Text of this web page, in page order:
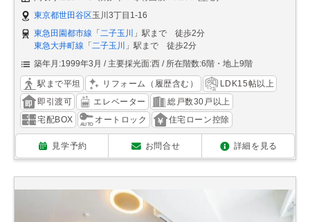
東京都世田谷区玉川3丁目1-16
東急田園都市線 「二子玉川
」駅まで 徒歩2分
東急大井町線 「二子玉川
」駅まで 徒歩2分
築年月:1999年3月
主要採光面:西 所在階数:6階・地上9階
駅まで平坦 リフォーム（履歴含む）
LDK15帖以上
即引渡可
エレベーター
総戸数30戸以上
宅配BOX
オートロック 住宅ローン控除
見学予約 お問合せ 詳細を見る